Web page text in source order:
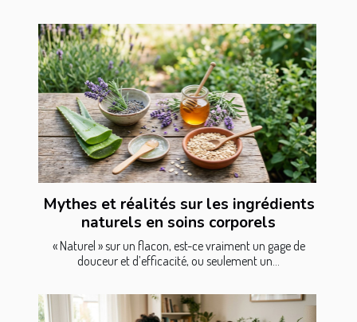
Mythes et réalités sur les ingrédients
naturels en soins corporels
« Naturel » sur un flacon, est-ce vraiment un gage de
douceur et d’efficacité, ou seulement un...